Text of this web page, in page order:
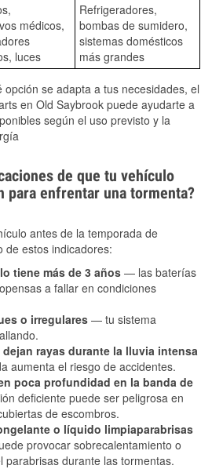
médicos,
luces
Refrigeradores,
bombas de sumidero,
sistemas domésticos
más grandes
se adapta a tus necesidades, el
en Old Saybrook puede ayudarte a
según el uso previsto y la
de que tu vehículo
para enfrentar una tormenta?
antes de la temporada de
de estos indicadores:
tiene más de 3 años — las baterías
a fallar en condiciones
o irregulares — tu sistema
rayas durante la lluvia intensa
aumenta el riesgo de accidentes.
poca profundidad en la banda de
deficiente puede ser peligrosa en
de escombros.
o líquido limpiaparabrisas
provocar sobrecalentamiento o
parabrisas durante las tormentas.